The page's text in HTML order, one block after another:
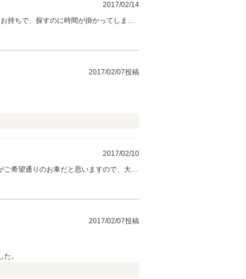
2017/02/14
持ちで、探すのに時間が掛かってしまう
2017/02/07投稿
2017/02/10
希望通りのお車だと思いますので、大切
2017/02/07投稿
。